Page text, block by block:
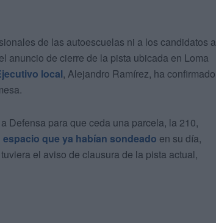
de las autoescuelas ni a los candidatos a
anuncio de cierre de la pista ubicada en Loma
local, Alejandro Ramírez, ha confirmado
Defensa para que ceda una parcela, la 210,
espacio que ya habían sondeado en su día,
el aviso de clausura de la pista actual,